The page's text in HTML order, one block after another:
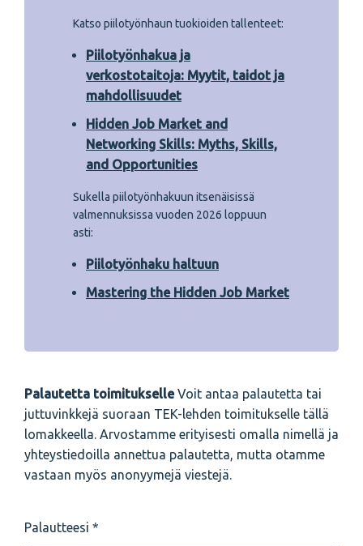
Katso piilotyönhaun tuokioiden tallenteet:
Piilotyönhakua ja
verkostotaitoja: Myytit, taidot ja
mahdollisuudet
Hidden Job Market and
Networking Skills: Myths, Skills,
and Opportunities
Sukella piilotyönhakuun itsenäisissä
valmennuksissa vuoden 2026 loppuun
asti:
Piilotyönhaku haltuun
Mastering the Hidden Job Market
Palautetta toimitukselleVoit antaa palautetta tai
juttuvinkkejä suoraan TEK-lehden toimitukselle tällä
lomakkeella. Arvostamme erityisesti omalla nimellä ja
yhteystiedoilla annettua palautetta, mutta otamme
vastaan myös anonyymejä viestejä.
Palautteesi